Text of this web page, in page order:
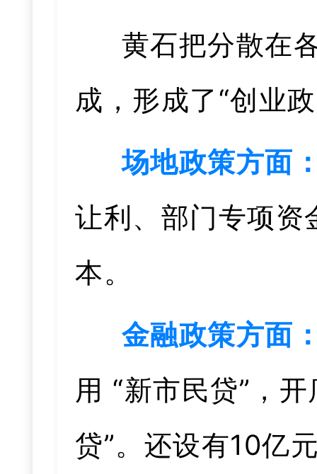
黄石把分散在
成，形成了“创业
场地政策方面
让利、部门专项资
本。
金融政策方面
用 “新市民贷”，
贷”。还设有10亿